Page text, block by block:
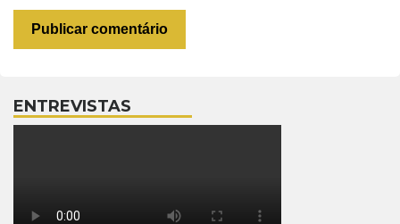
ENTREVISTAS